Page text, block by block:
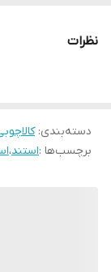
نظرات
دسته‌بندی:
برچسب‌ها :استند،